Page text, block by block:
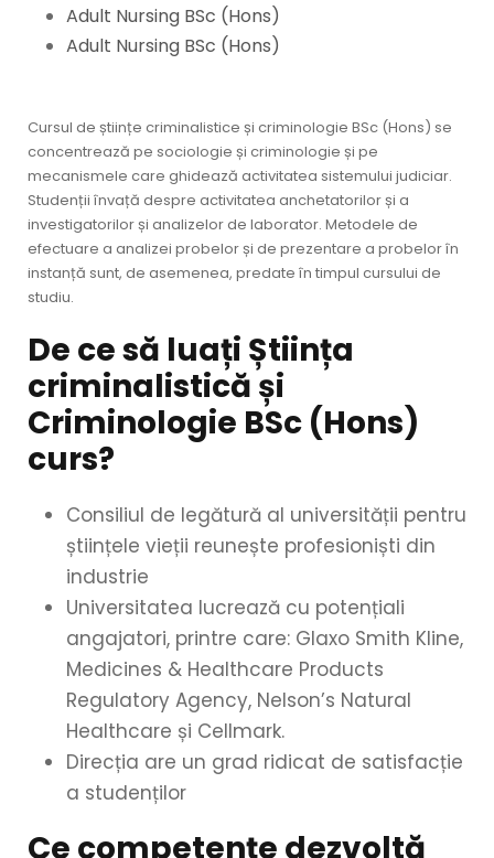
Adult Nursing BSc (Hons)
Adult Nursing BSc (Hons)
Cursul de științe criminalistice și criminologie BSc (Hons) se
concentrează pe sociologie și criminologie și pe
mecanismele care ghidează activitatea sistemului judiciar.
Studenții învață despre activitatea anchetatorilor și a
investigatorilor și analizelor de laborator. Metodele de
efectuare a analizei probelor și de prezentare a probelor în
instanță sunt, de asemenea, predate în timpul cursului de
studiu.
De ce să luați Știința
criminalistică și
Criminologie BSc (Hons)
curs?
Consiliul de legătură al universității pentru
științele vieții reunește profesioniști din
industrie
Universitatea lucrează cu potențiali
angajatori, printre care: Glaxo Smith Kline,
Medicines & Healthcare Products
Regulatory Agency, Nelson’s Natural
Healthcare și Cellmark.
Direcția are un grad ridicat de satisfacție
a studenților
Ce competențe dezvoltă